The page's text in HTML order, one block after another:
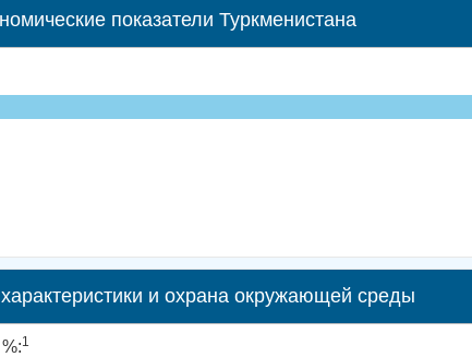
показатели Туркменистана
и охрана окружающей среды
1